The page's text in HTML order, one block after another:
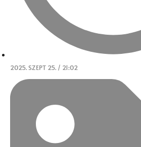
2025. SZEPT 25. / 21:02